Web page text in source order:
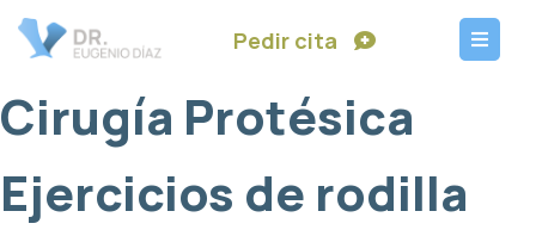
Pedir cita
Cirugía Protésica
Ejercicios de rodilla